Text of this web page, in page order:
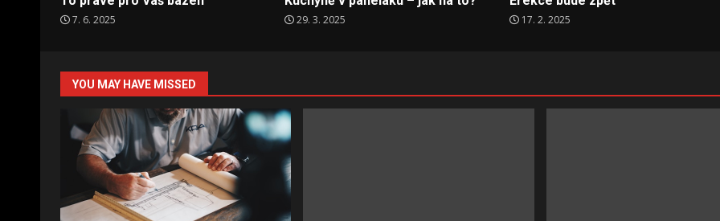
7. 6. 2025 29. 3. 2025 17. 2. 2025
YOU MAY HAVE MISSED